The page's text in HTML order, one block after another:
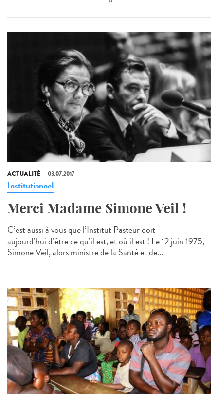
ACTUALITÉ 03.07.2017
Institutionnel
Merci Madame Simone Veil !
C’est aussi à vous que l’Institut Pasteur doit
aujourd’hui d’être ce qu’il est, et où il est ! Le 12 juin 1975,
Simone Veil, alors ministre de la Santé et de...